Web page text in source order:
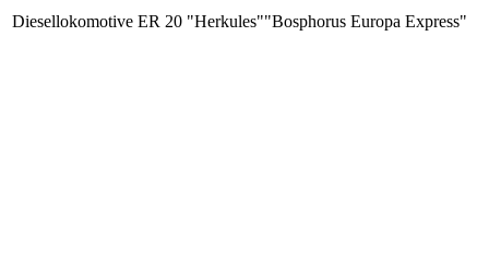
Diesellokomotive ER 20 "Herkules""Bosphorus Europa Express"